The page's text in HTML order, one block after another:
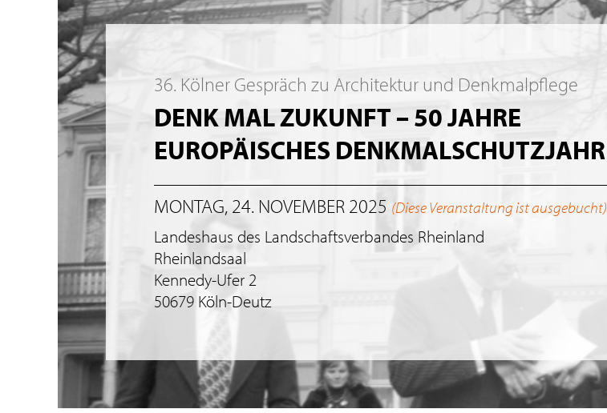
36. Kölner Gespräch zu Architektur und Denkmalpflege
DENK MAL ZUKUNFT – 50 JAHRE
EUROPÄISCHES DENKMALSCHUTZJAHR
MONTAG, 24. NOVEMBER 2025 (Diese Veranstaltung ist ausgebucht)
Landeshaus des Landschaftsverbandes Rheinland
Rheinlandsaal
Kennedy-Ufer 2
50679 Köln-Deutz